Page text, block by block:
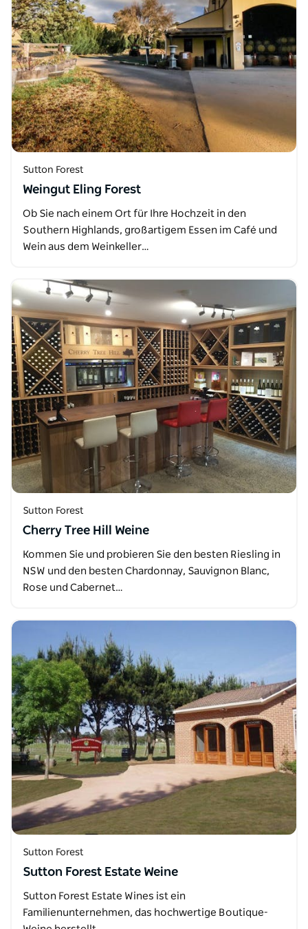
Sutton Forest
Weingut Eling Forest
Ob Sie nach einem Ort für Ihre Hochzeit in den
Southern Highlands, großartigem Essen im Café und
Wein aus dem Weinkeller…
Sutton Forest
Cherry Tree Hill Weine
Kommen Sie und probieren Sie den besten Riesling in
NSW und den besten Chardonnay, Sauvignon Blanc,
Rose und Cabernet…
Sutton Forest
Sutton Forest Estate Weine
Sutton Forest Estate Wines ist ein
Familienunternehmen, das hochwertige Boutique-